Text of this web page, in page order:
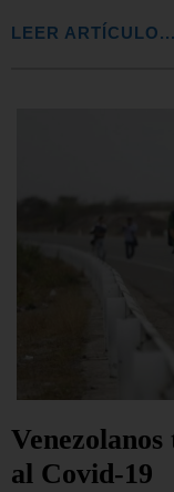
LEER ARTÍCULO...
al Covid-19